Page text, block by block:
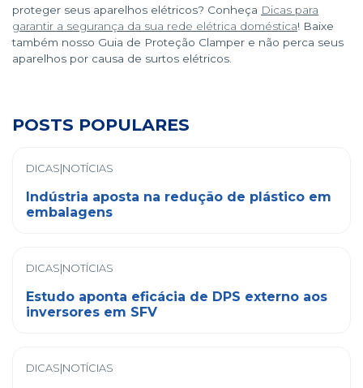
proteger seus aparelhos elétricos? Conheça Dicas para
garantir a segurança da sua rede elétrica doméstica! Baixe
também nosso Guia de Proteção Clamper e não perca seus
aparelhos por causa de surtos elétricos.
POSTS POPULARES
DICAS|NOTÍCIAS
Indústria aposta na redução de plástico em
embalagens
DICAS|NOTÍCIAS
Estudo aponta eficácia de DPS externo aos
inversores em SFV
DICAS|NOTÍCIAS